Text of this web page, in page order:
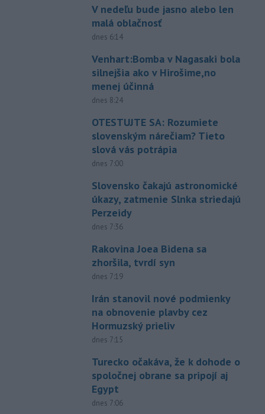
V nedeľu bude jasno alebo len
malá oblačnosť
dnes 6:14
Venhart:Bomba v Nagasaki bola
silnejšia ako v Hirošime,no
menej účinná
dnes 8:24
OTESTUJTE SA: Rozumiete
slovenským nárečiam? Tieto
slová vás potrápia
dnes 7:00
Slovensko čakajú astronomické
úkazy, zatmenie Slnka striedajú
Perzeidy
dnes 7:36
Rakovina Joea Bidena sa
zhoršila, tvrdí syn
dnes 7:19
Irán stanovil nové podmienky
na obnovenie plavby cez
Hormuzský prieliv
dnes 7:15
Turecko očakáva, že k dohode o
spoločnej obrane sa pripojí aj
Egypt
dnes 7:06